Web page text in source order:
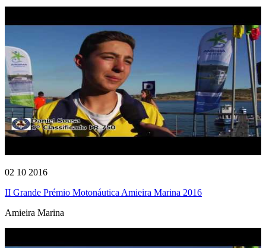
02 10 2016
II Grande Prémio Motonáutica Amieira Marina 2016
Amieira Marina